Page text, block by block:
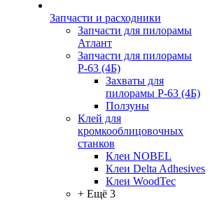
Запчасти и расходники
Запчасти для пилорамы
Атлант
Запчасти для пилорамы
Р-63 (4Б)
Захваты для
пилорамы Р-63 (4Б)
Ползуны
Клей для
кромкооблицовочных
станков
Клеи NOBEL
Клеи Delta Adhesives
Клеи WoodTec
+ Ещё 3